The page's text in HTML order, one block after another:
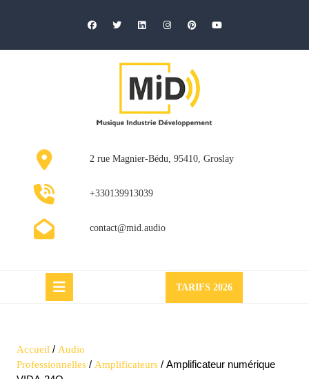
2 rue Magnier-Bédu, 95410, Groslay
+330139913039
contact@mid.audio
Button
TARIFS 2026Request
a
Accueil / Audio
Professionnelles / Amplificateurs / Amplificateur numérique